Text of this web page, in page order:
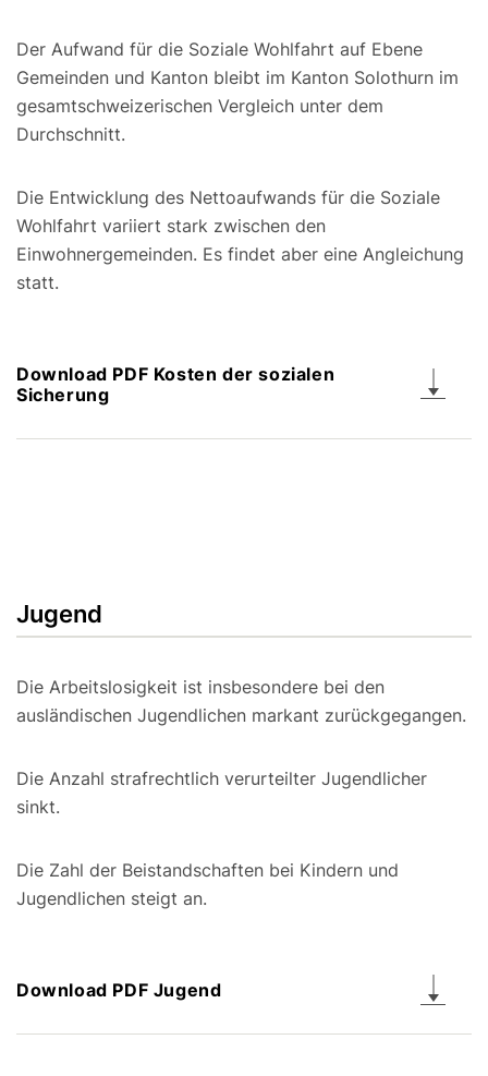
Der Aufwand für die Soziale Wohlfahrt auf Ebene
Gemeinden und Kanton bleibt im Kanton Solothurn im
gesamtschweizerischen Vergleich unter dem
Durchschnitt.
Die Entwicklung des Nettoaufwands für die Soziale
Wohlfahrt variiert stark zwischen den
Einwohnergemeinden. Es findet aber eine Angleichung
statt.
Download PDF Kosten der sozialen
Sicherung
Jugend
Die Arbeitslosigkeit ist insbesondere bei den
ausländischen Jugendlichen markant zurückgegangen.
Die Anzahl strafrechtlich verurteilter Jugendlicher
sinkt.
Die Zahl der Beistandschaften bei Kindern und
Jugendlichen steigt an.
Download PDF Jugend